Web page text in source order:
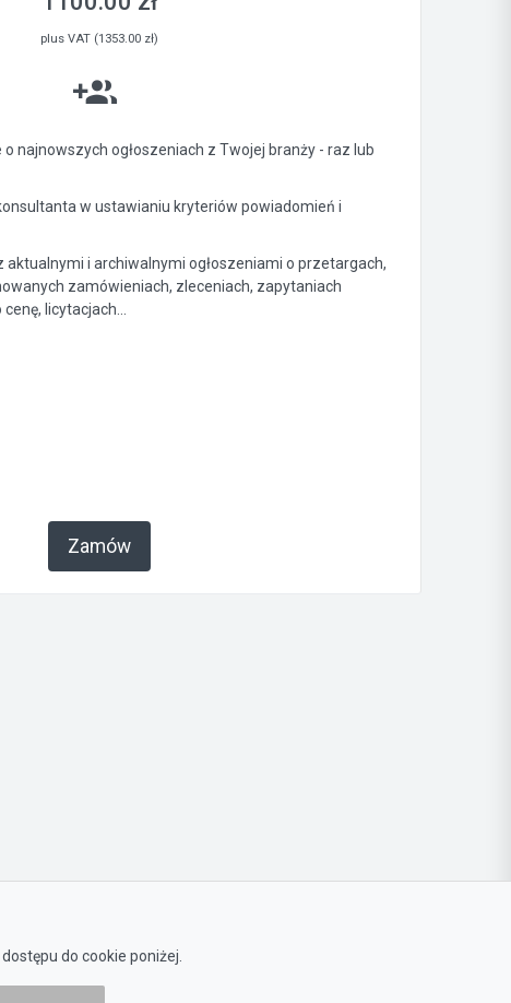
Rozwiejmy je na podstawie
plus VAT (1353.00 zł)
najnowszych ogłoszeniach z Twojej branży - raz lub
w ustawianiu kryteriów powiadomień i
aktualnymi i archiwalnymi ogłoszeniami o przetargach,
zamówieniach, zleceniach, zapytaniach
licytacjach...
Zamów
do cookie poniżej.